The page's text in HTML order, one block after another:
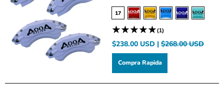
17
(1)
$238.00 USD | $268.00 USD
Compra Rapida